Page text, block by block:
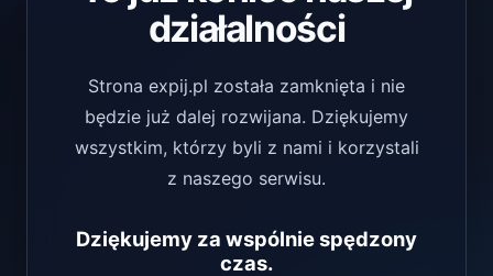
działalności
Strona expij.pl została zamknięta i nie
będzie już dalej rozwijana. Dziękujemy
wszystkim, którzy byli z nami i korzystali
z naszego serwisu.
Dziękujemy za wspólnie spędzony
czas.